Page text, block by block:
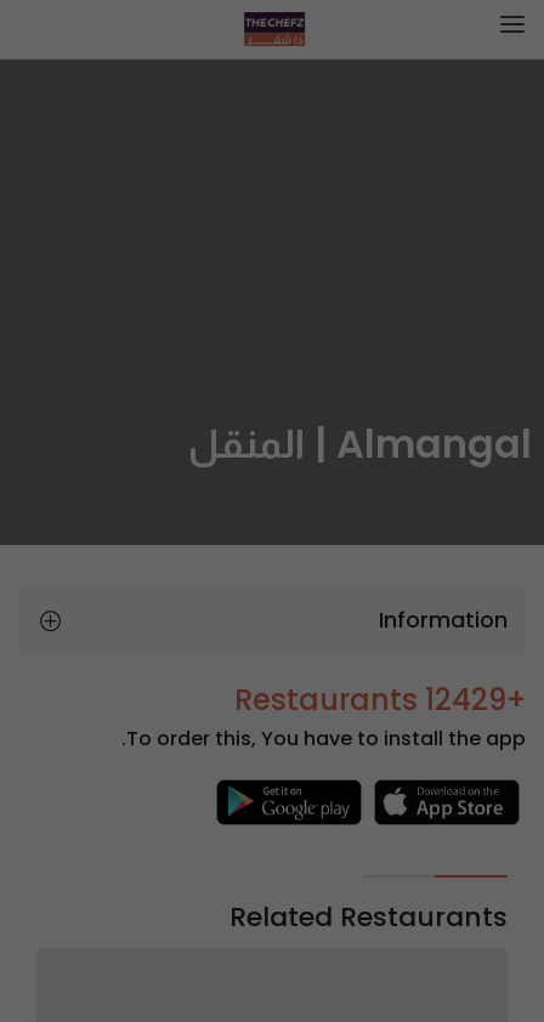
Almangal | المنقل
Information
+12429 Restaurants
To order this, You have to install the app.
Related Restaurants